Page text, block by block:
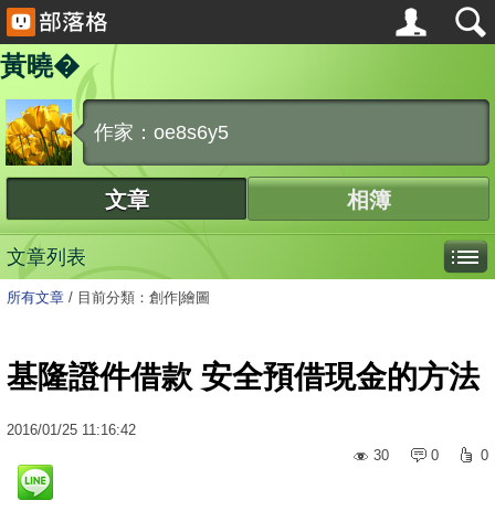
黃曉�
作家：oe8s6y5
文章 相簿
文章列表
所有文章 / 目前分類：創作|繪圖
基隆證件借款 安全預借現金的方法
2016/01/25 11:16:42
30
0 0